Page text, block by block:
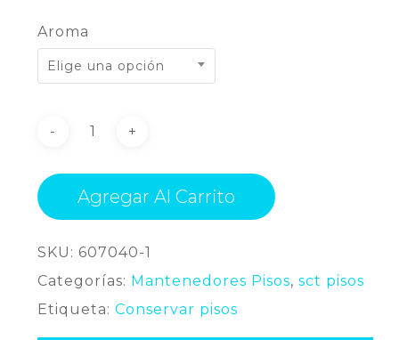
Aroma
Elige una opción
Agregar Al Carrito
SKU: 607040-1
Categorías: Mantenedores Pisos, sct pisos
Etiqueta: Conservar pisos